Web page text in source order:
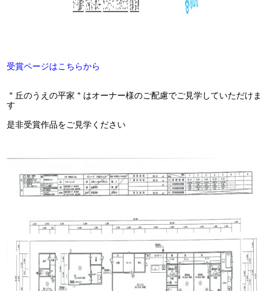
受賞ページはこちらから
＂丘のうえの平家＂はオーナー様のご配慮でご見学していただけま
す
是非受賞作品をご見学ください